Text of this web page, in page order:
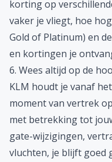
korting op
vaker je vliegt, hoe
Gold of Platinum) en
en kortingen je
6. Wees altijd op de
KLM houdt je vanaf
moment van vertrek
met betrekking tot
gate-wijzigingen,
vluchten, je blijft goed